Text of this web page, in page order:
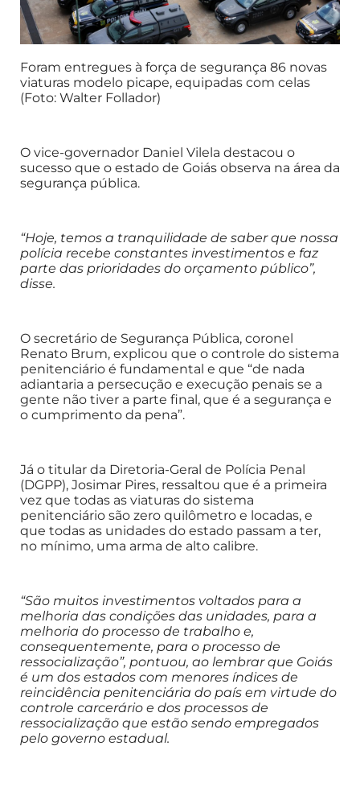
Foram entregues à força de segurança 86 novas
viaturas modelo picape, equipadas com celas
(Foto: Walter Follador)
O vice-governador Daniel Vilela destacou o
sucesso que o estado de Goiás observa na área da
segurança pública.
“Hoje, temos a tranquilidade de saber que nossa
polícia recebe constantes investimentos e faz
parte das prioridades do orçamento público”,
disse.
O secretário de Segurança Pública, coronel
Renato Brum, explicou que o controle do sistema
penitenciário é fundamental e que “de nada
adiantaria a persecução e execução penais se a
gente não tiver a parte final, que é a segurança e
o cumprimento da pena”.
Já o titular da Diretoria-Geral de Polícia Penal
(DGPP), Josimar Pires, ressaltou que é a primeira
vez que todas as viaturas do sistema
penitenciário são zero quilômetro e locadas, e
que todas as unidades do estado passam a ter,
no mínimo, uma arma de alto calibre.
“São muitos investimentos voltados para a
melhoria das condições das unidades, para a
melhoria do processo de trabalho e,
consequentemente, para o processo de
ressocialização”, pontuou, ao lembrar que Goiás
é um dos estados com menores índices de
reincidência penitenciária do país em virtude do
controle carcerário e dos processos de
ressocialização que estão sendo empregados
pelo governo estadual.